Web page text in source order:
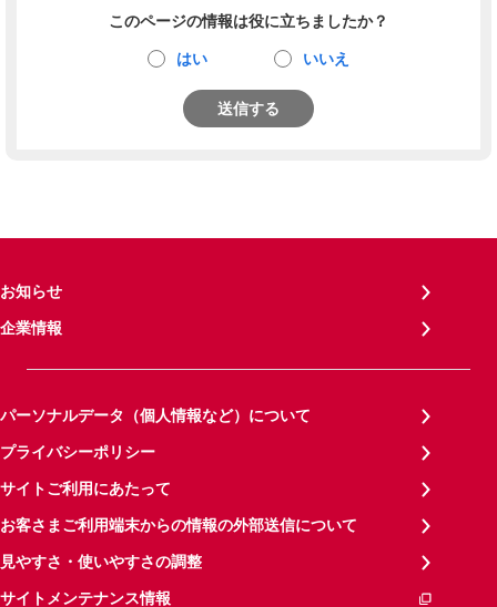
このページの情報は役に立ちましたか？
はい いいえ
送信する
お知らせ
企業情報
パーソナルデータ（個人情報など）について
プライバシーポリシー
サイトご利用にあたって
お客さまご利用端末からの情報の外部送信について
見やすさ・使いやすさの調整
サイトメンテナンス情報